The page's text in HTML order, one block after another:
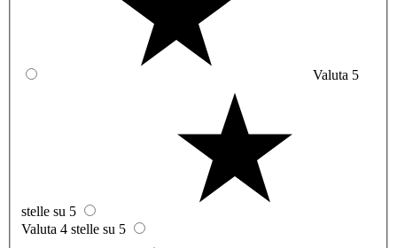
Valuta 5
stelle su 5
Valuta 4 stelle su 5